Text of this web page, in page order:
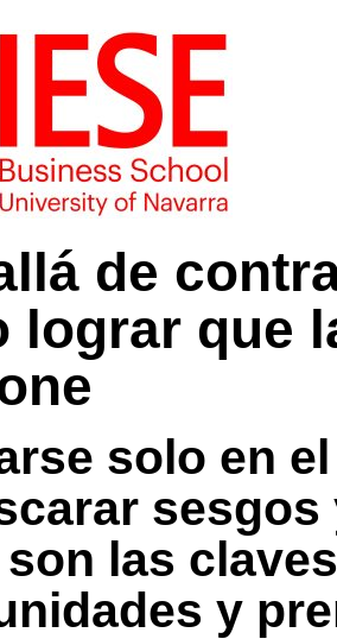
de
lograr que
solo en
las
y